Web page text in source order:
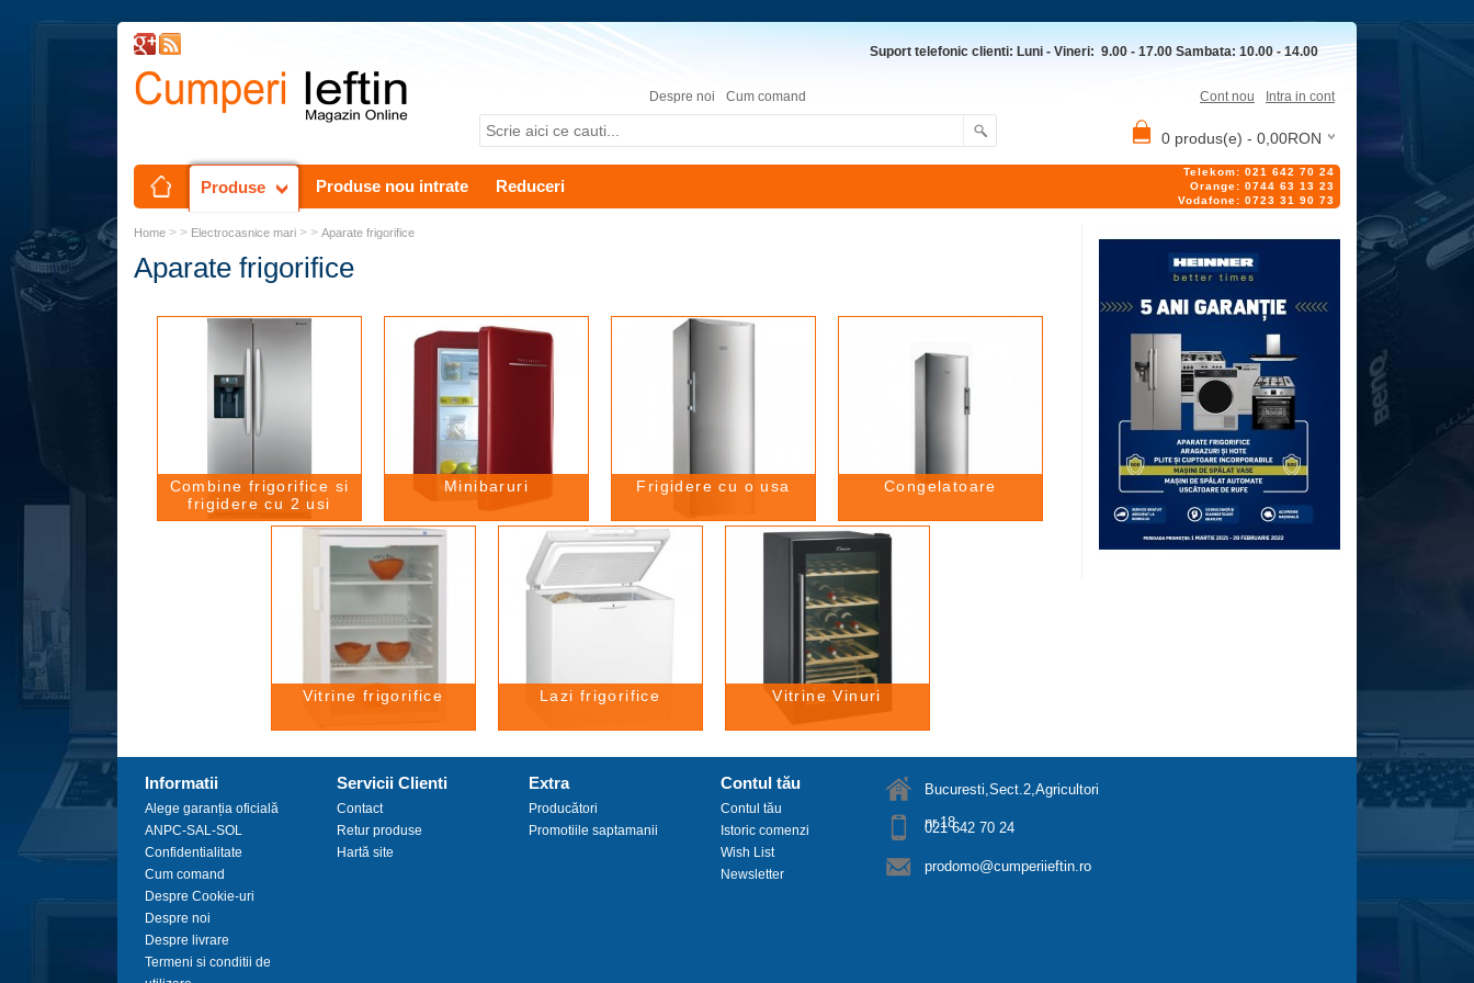
Suport telefonic clienti: Luni - Vineri: 9.00 - 17.00 Sambata: 10.00 - 14.00
Despre noi Cum comand Cont nou Intra in cont
0 produs(e) - 0,00RON
Produse Produse nou intrate Reduceri
Telekom: 021 642 70 24
Orange: 0744 63 13 23
Vodafone: 0723 31 90 73
Home > > Electrocasnice mari > > Aparate frigorifice
Aparate frigorifice
Combine frigorifice si
frigidere cu 2 usi
Minibaruri Frigidere cu o usa Congelatoare
Vitrine frigorifice Lazi frigorifice Vitrine Vinuri
Informatii
Alege garanția oficială
ANPC-SAL-SOL
Confidentialitate
Cum comand
Despre Cookie-uri
Despre noi
Despre livrare
Termeni si conditii de
Servicii Clienti
Contact
Retur produse
Hartă site
Extra
Producători
Promotiile saptamanii
Contul tău
Contul tău
Istoric comenzi
Wish List
Newsletter
Bucuresti,Sect.2,Agricultori
nr.18
021 642 70 24
prodomo@cumperiieftin.ro